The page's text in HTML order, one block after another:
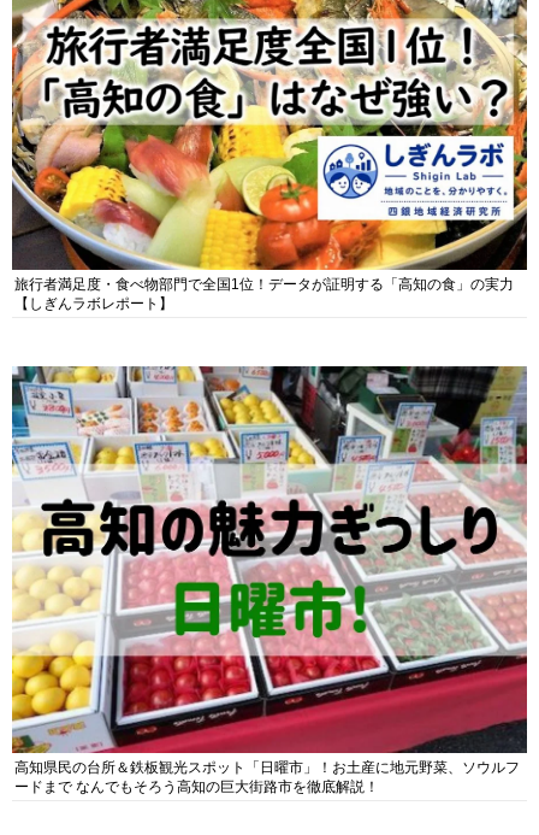
旅行者満足度・食べ物部門で全国1位！データが証明する「高知の食」の実力
【しぎんラボレポート】
高知県民の台所＆鉄板観光スポット「日曜市」！お土産に地元野菜、ソウルフ
ードまで なんでもそろう高知の巨大街路市を徹底解説！